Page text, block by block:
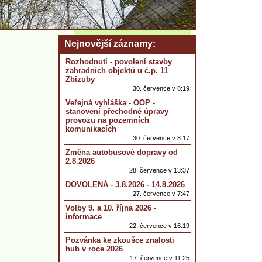
Nejnovější záznamy
Rozhodnutí - povolení stavby
zahradních objektů u č.p. 11
Zbizuby
30. července v 8:19
Veřejná vyhláška - OOP -
stanovení přechodné úpravy
provozu na pozemních
komunikacích
30. července v 8:17
Změna autobusové dopravy od
2.8.2026
28. července v 13:37
DOVOLENÁ - 3.8.2026 - 14.8.2026
27. července v 7:47
Volby 9. a 10. října 2026 -
informace
22. července v 16:19
Pozvánka ke zkoušce znalosti
hub v roce 2026
17. července v 11:25